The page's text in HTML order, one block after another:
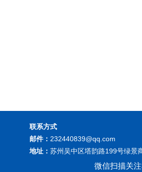
联系方式
邮件： 232440839@qq.com
地址： 苏州吴中区塔韵路199号绿景
微信扫描关